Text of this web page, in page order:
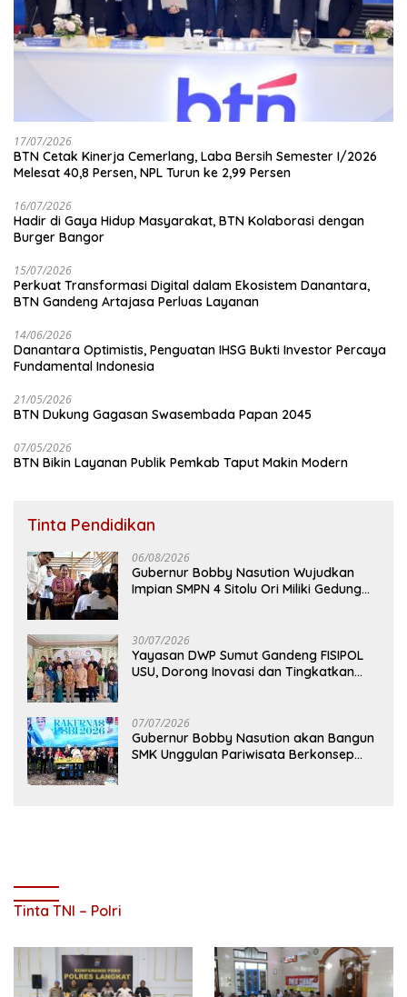
17/07/2026
BTN Cetak Kinerja Cemerlang, Laba Bersih Semester I/2026
Melesat 40,8 Persen, NPL Turun ke 2,99 Persen
16/07/2026
Hadir di Gaya Hidup Masyarakat, BTN Kolaborasi dengan
Burger Bangor
15/07/2026
Perkuat Transformasi Digital dalam Ekosistem Danantara,
BTN Gandeng Artajasa Perluas Layanan
14/06/2026
Danantara Optimistis, Penguatan IHSG Bukti Investor Percaya
Fundamental Indonesia
21/05/2026
BTN Dukung Gagasan Swasembada Papan 2045
07/05/2026
BTN Bikin Layanan Publik Pemkab Taput Makin Modern
Tinta Pendidikan
06/08/2026
Gubernur Bobby Nasution Wujudkan
Impian SMPN 4 Sitolu Ori Miliki Gedung
30/07/2026
Yayasan DWP Sumut Gandeng FISIPOL
USU, Dorong Inovasi dan Tingkatkan
07/07/2026
Gubernur Bobby Nasution akan Bangun
SMK Unggulan Pariwisata Berkonsep
Tinta TNI – Polri